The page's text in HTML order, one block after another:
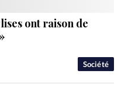
Société
ont raison de